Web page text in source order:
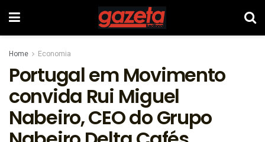
Home Economia
Portugal em Movimento
convida Rui Miguel
Nabeiro, CEO do Grupo